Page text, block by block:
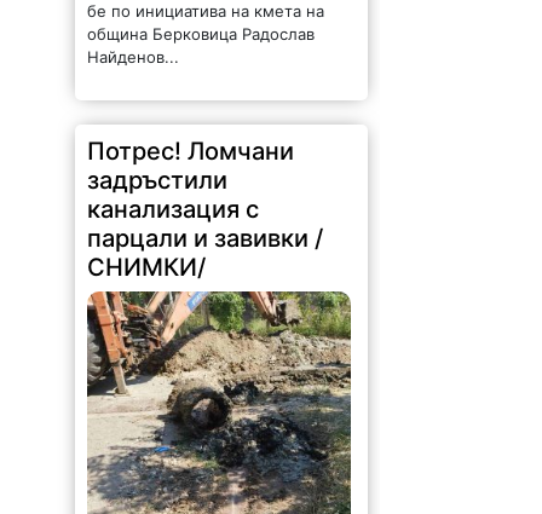
бе по инициатива на кмета на
община Берковица Радослав
Найденов...
Потрес! Ломчани
задръстили
канализация с
парцали и завивки /
СНИМКИ/